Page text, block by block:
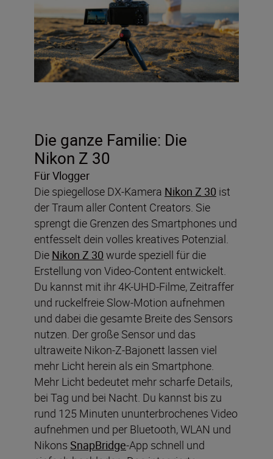
Die ganze Familie: Die
Nikon Z 30
Für Vlogger
Die spiegellose DX-Kamera Nikon Z 30 ist
der Traum aller Content Creators. Sie
sprengt die Grenzen des Smartphones und
entfesselt dein volles kreatives Potenzial.
Die Nikon Z 30 wurde speziell für die
Erstellung von Video-Content entwickelt.
Du kannst mit ihr 4K-UHD-Filme, Zeitraffer
und ruckelfreie Slow-Motion aufnehmen
und dabei die gesamte Breite des Sensors
nutzen. Der große Sensor und das
ultraweite Nikon-Z-Bajonett lassen viel
mehr Licht herein als ein Smartphone.
Mehr Licht bedeutet mehr scharfe Details,
bei Tag und bei Nacht. Du kannst bis zu
rund 125 Minuten ununterbrochenes Video
aufnehmen und per Bluetooth, WLAN und
Nikons SnapBridge-App schnell und